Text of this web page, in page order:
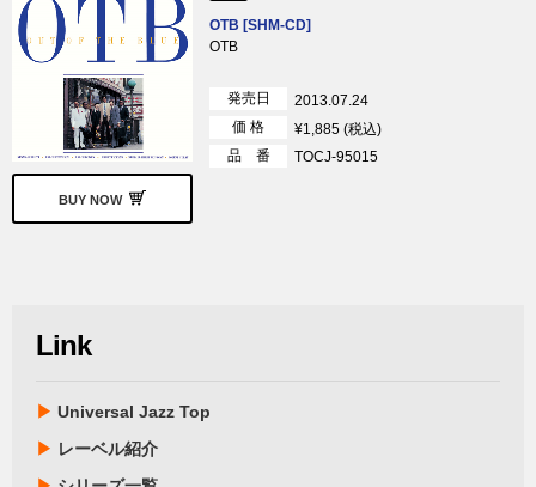
BUY NOW
OTB [SHM-CD]
OTB
発売日
2013.07.24
価 格
¥1,885 (税込)
品 番
TOCJ-95015
Link
▶ Universal Jazz Top
▶ レーベル紹介